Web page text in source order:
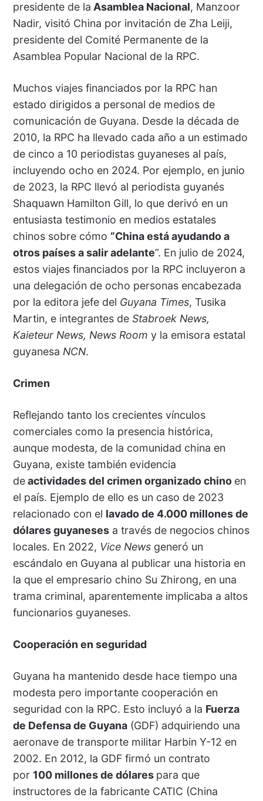
presidente de la Asamblea Nacional, Manzoor
Nadir, visitó China por invitación de Zha Leiji,
presidente del Comité Permanente de la
Asamblea Popular Nacional de la RPC.
Muchos viajes financiados por la RPC han
estado dirigidos a personal de medios de
comunicación de Guyana. Desde la década de
2010, la RPC ha llevado cada año a un estimado
de cinco a 10 periodistas guyaneses al país,
incluyendo ocho en 2024. Por ejemplo, en junio
de 2023, la RPC llevó al periodista guyanés
Shaquawn Hamilton Gill, lo que derivó en un
entusiasta testimonio en medios estatales
chinos sobre cómo “China está ayudando a
otros países a salir adelante”. En julio de 2024,
estos viajes financiados por la RPC incluyeron a
una delegación de ocho personas encabezada
por la editora jefe del Guyana Times, Tusika
Martin, e integrantes de Stabroek News,
Kaieteur News, News Room y la emisora estatal
guyanesa NCN.
Crimen
Reflejando tanto los crecientes vínculos
comerciales como la presencia histórica,
aunque modesta, de la comunidad china en
Guyana, existe también evidencia
deactividades del crimen organizado chino en
el país. Ejemplo de ello es un caso de 2023
relacionado con el lavado de 4.000 millones de
dólares guyanesesa través de negocios chinos
locales. En 2022, Vice News generó un
escándalo en Guyana al publicar una historia en
la que el empresario chino Su Zhirong, en una
trama criminal, aparentemente implicaba a altos
funcionarios guyaneses.
Cooperación en seguridad
Guyana ha mantenido desde hace tiempo una
modesta pero importante cooperación en
seguridad con la RPC. Esto incluyó a la Fuerza
de Defensa de Guyana(GDF) adquiriendo una
aeronave de transporte militar Harbin Y-12 en
2002. En 2012, la GDF firmó un contrato
por 100 millones de dólares para que
instructores de la fabricante CATIC (China